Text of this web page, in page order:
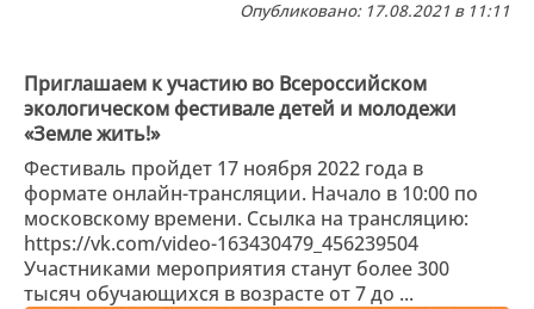
Опубликовано: 17.08.2021 в 11:11
Приглашаем к участию во Всероссийском
экологическом фестивале детей и молодежи
«Земле жить!»
Фестиваль пройдет 17 ноября 2022 года в
формате онлайн-трансляции. Начало в 10:00 по
московскому времени. Ссылка на трансляцию:
https://vk.com/video-163430479_456239504
Участниками мероприятия станут более 300
тысяч обучающихся в возрасте от 7 до ...